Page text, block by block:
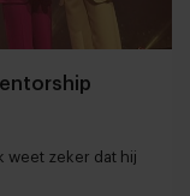
weet zeker dat hij